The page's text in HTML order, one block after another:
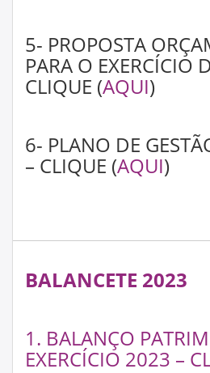
5- PROPOSTA
PARA O EXERCÍCIO
CLIQUE (AQUI)
6- PLANO DE
– CLIQUE (AQUI)
BALANCETE 2023
1. BALANÇO
EXERCÍCIO 2023 –